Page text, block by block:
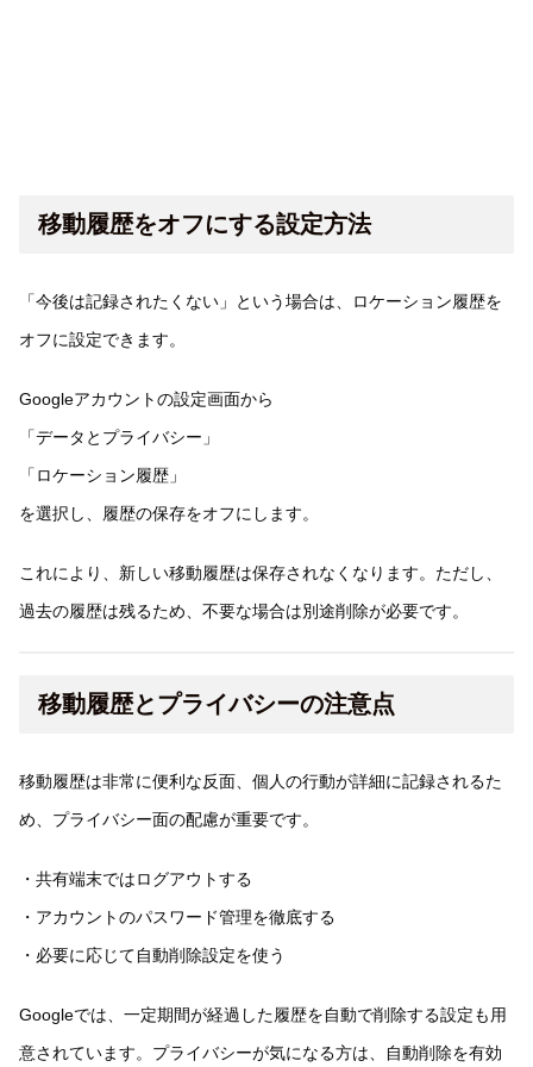
移動履歴をオフにする設定方法
「今後は記録されたくない」という場合は、ロケーション履歴を
オフに設定できます。
Googleアカウントの設定画面から
「データとプライバシー」
「ロケーション履歴」
を選択し、履歴の保存をオフにします。
これにより、新しい移動履歴は保存されなくなります。ただし、
過去の履歴は残るため、不要な場合は別途削除が必要です。
移動履歴とプライバシーの注意点
移動履歴は非常に便利な反面、個人の行動が詳細に記録されるた
め、プライバシー面の配慮が重要です。
・共有端末ではログアウトする
・アカウントのパスワード管理を徹底する
・必要に応じて自動削除設定を使う
Googleでは、一定期間が経過した履歴を自動で削除する設定も用
意されています。プライバシーが気になる方は、自動削除を有効